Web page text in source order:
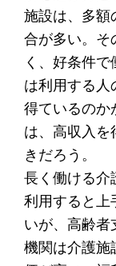
施設は、多額
合が多い。そ
く、好条件
は利用する人
得ているのか
は、高収入を
きだろう。
長く働ける介
利用すると上
いが、高齢者
機関は介護施